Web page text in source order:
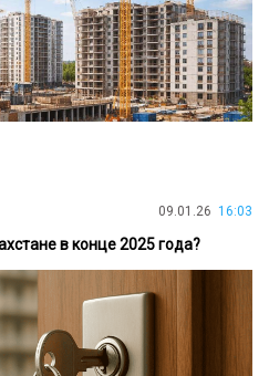
09.01.26 16:03
в конце 2025 года?